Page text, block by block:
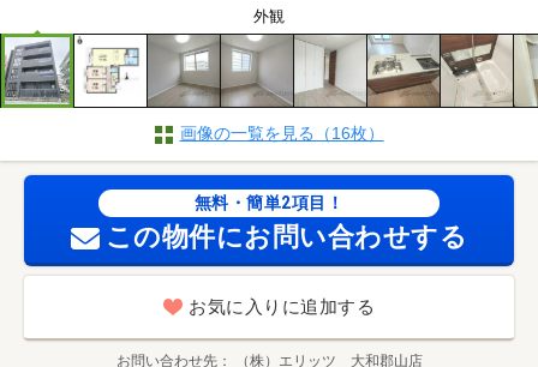
外観
画像の一覧を見る（16枚）
無料・簡単2項目！
この物件にお問い合わせする
お気に入りに追加する
お問い合わせ先 （株）エリッツ 大和郡山店